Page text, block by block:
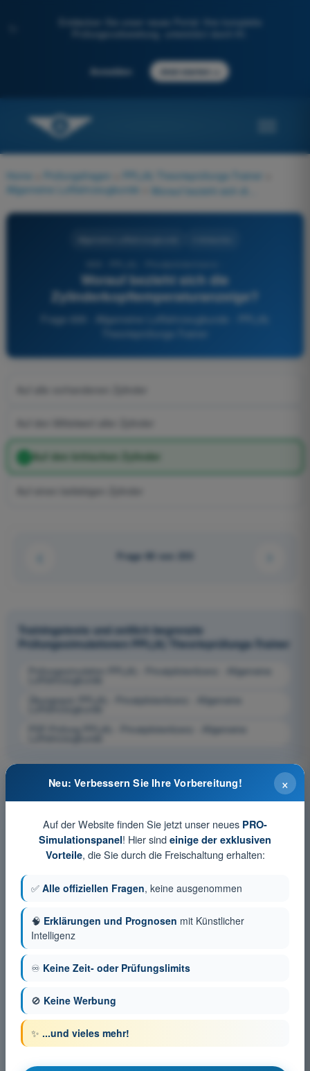
Entdecken Sie unser neues Portal: Ihre komplette
Prüfungsvorbereitung, unterstützt durch KI.
Anmelden Jetzt starten
Home Prüfungsfragen PPL(A) Theorieprüfungs-Trainer
Allgemeine Luftfahrzeugkunde
Worauf bezieht sich die
Zylinderkopftemperaturanzeige?
Frage 699 - Allgemeine Luftfahrzeugkunde - PPL(A)
Auf den kritischen Zylinder
Frage 60 von 233
Trainingstests und zeitlich begrenzte
Prüfungssimulationen PPL(A) Theorieprüfungs-Trainer
Prüfungssimulation PPL(A) - Privatpilotenlizenz - Allgemeine
Übungsquiz PPL(A) - Privatpilotenlizenz - Allgemeine
PDF-Prüfung PPL(A) - Privatpilotenlizenz - Allgemeine
×
Neu: Verbessern Sie Ihre Vorbereitung!
Auf der Website finden Sie jetzt unser neues PRO-
Simulationspanel! Hier sind einige der exklusiven
Vorteile, die Sie durch die Freischaltung erhalten:
✅ Alle offiziellen Fragen, keine ausgenommen
🧠 Erklärungen und Prognosen mit Künstlicher
Intelligenz
♾️ Keine Zeit- oder Prüfungslimits
🚫 Keine Werbung
✨ ...und vieles mehr!